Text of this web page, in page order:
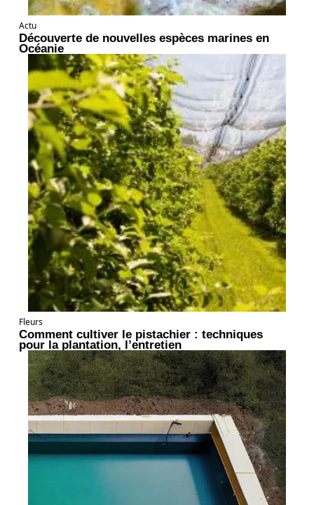
Actu
Découverte de nouvelles espèces marines en
Océanie
Fleurs
Comment cultiver le pistachier : techniques
pour la plantation, l’entretien